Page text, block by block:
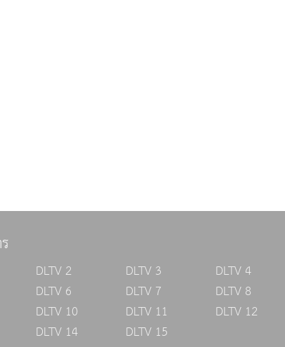
DLTV 2 DLTV 3
DLTV 4
DLTV 6 DLTV 7
DLTV 8
DLTV 10 DLTV 11
DLTV 12
DLTV 14 DLTV 15